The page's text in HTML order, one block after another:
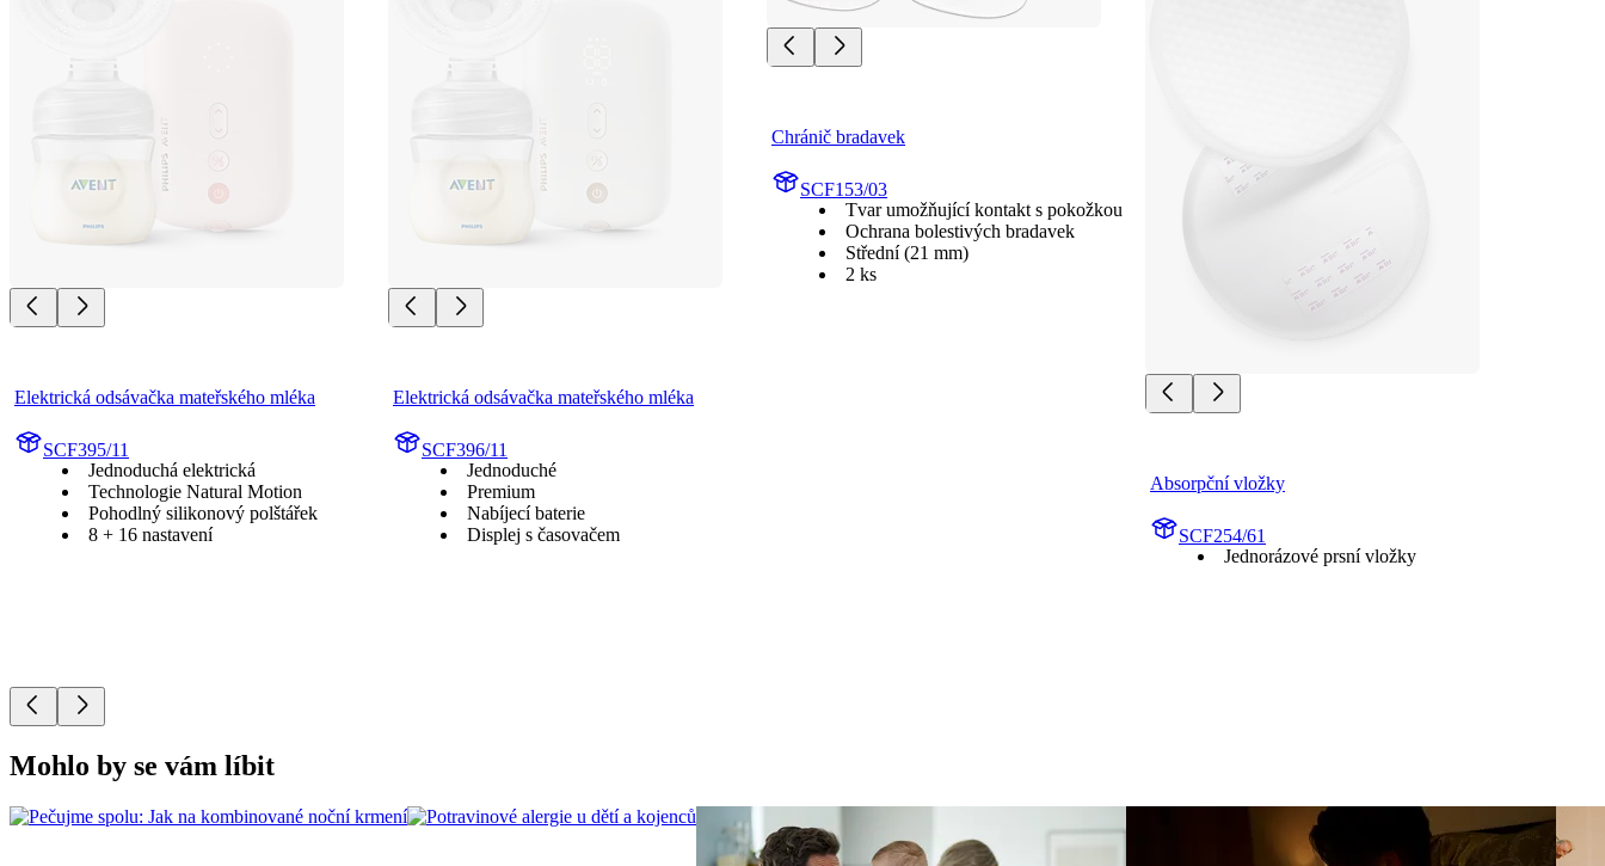
Elektrická odsávačka mateřského mléka
SCF395/11
Jednoduchá elektrická
Technologie Natural Motion
Pohodlný silikonový polštářek
8 + 16 nastavení
Elektrická odsávačka mateřského mléka
SCF396/11
Jednoduché
Premium
Nabíjecí baterie
Displej s časovačem
Chránič bradavek
SCF153/03
Tvar umožňující kontakt s pokožkou
Ochrana bolestivých bradavek
Střední (21 mm)
2 ks
Absorpční vložky
SCF254/61
Jednorázové prsní vložky
Mohlo by se vám líbit